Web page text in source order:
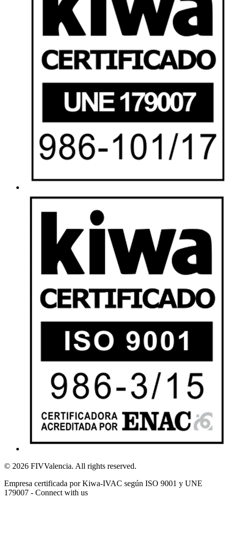
© 2026 FIVValencia. All rights reserved.
Empresa certificada por Kiwa-IVAC según ISO 9001 y UNE
179007 - Connect with us